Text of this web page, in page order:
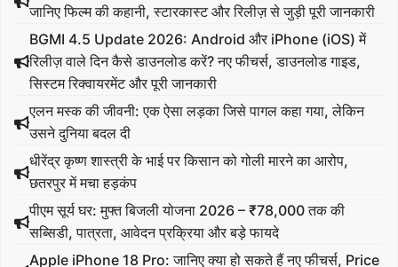
जानिए फिल्म की कहानी, स्टारकास्ट और रिलीज़ से जुड़ी पूरी जानकारी
BGMI 4.5 Update 2026: Android और iPhone (iOS) में
रिलीज़ वाले दिन कैसे डाउनलोड करें? नए फीचर्स, डाउनलोड गाइड,
सिस्टम रिक्वायरमेंट और पूरी जानकारी
एलन मस्क की जीवनी: एक ऐसा लड़का जिसे पागल कहा गया, लेकिन
उसने दुनिया बदल दी
धीरेंद्र कृष्ण शास्त्री के भाई पर किसान को गोली मारने का आरोप,
छतरपुर में मचा हड़कंप
पीएम सूर्य घर: मुफ्त बिजली योजना 2026 – ₹78,000 तक की
सब्सिडी, पात्रता, आवेदन प्रक्रिया और बड़े फायदे
Apple iPhone 18 Pro: जानिए क्या हो सकते हैं नए फीचर्स, Price